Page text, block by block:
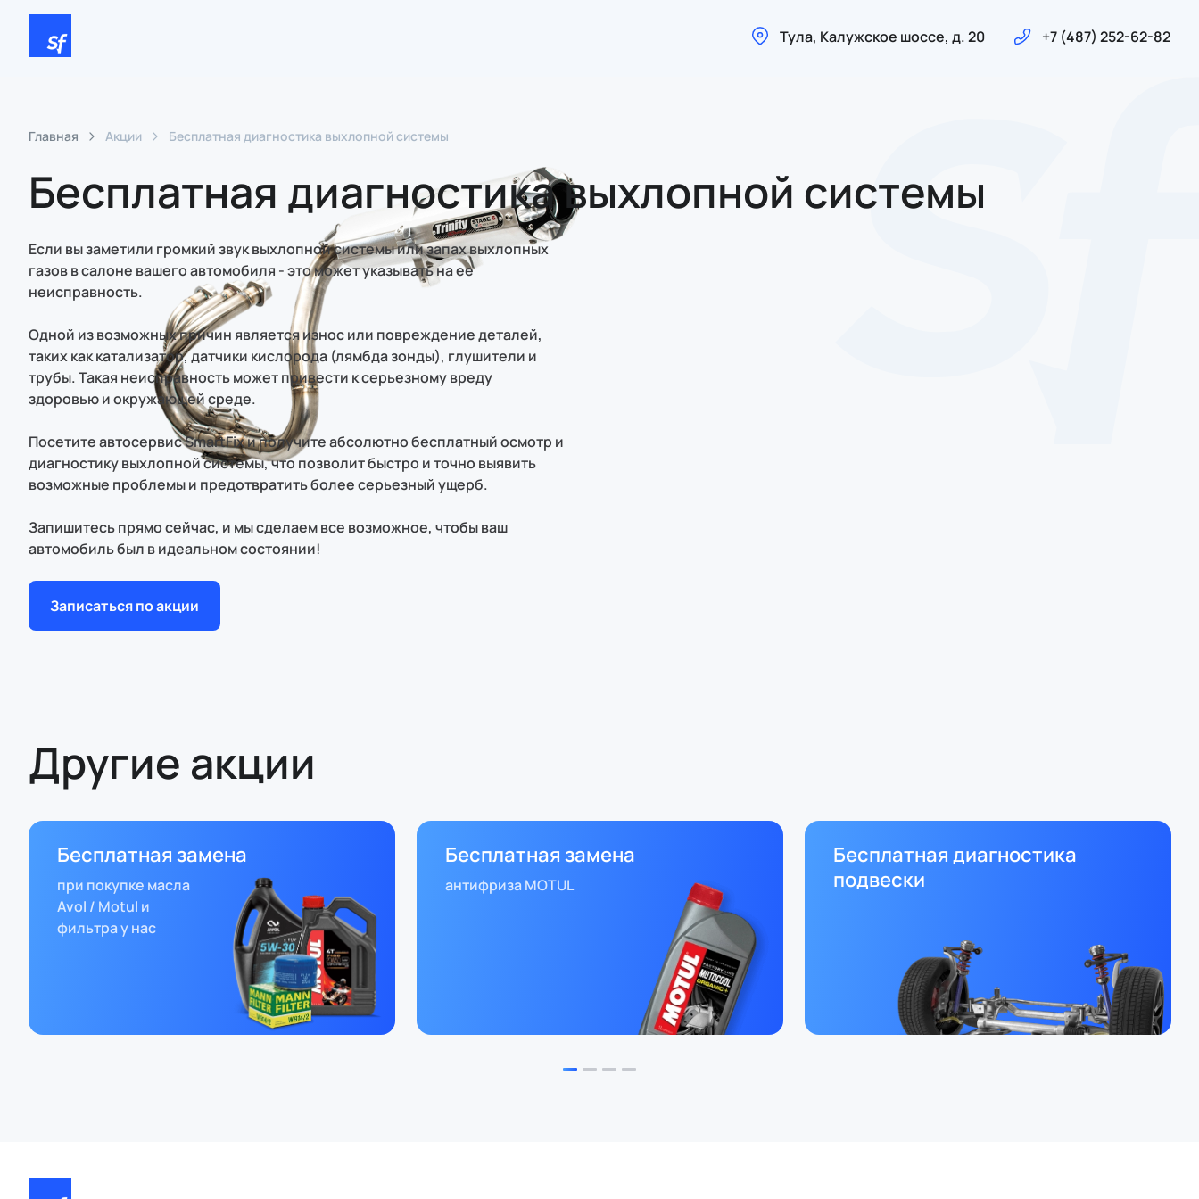
Тула, Калужское шоссе, д. 20 +7 (487) 252-62-82
Главная Акции Бесплатная диагностика выхлопной системы
Бесплатная диагностика выхлопной системы
Если вы заметили громкий звук выхлопной системы или запах выхлопных
газов в салоне вашего автомобиля - это может указывать на ее
неисправность.
Одной из возможных причин является износ или повреждение деталей,
таких как катализатор, датчики кислорода (лямбда зонды), глушители и
трубы. Такая неисправность может привести к серьезному вреду
здоровью и окружающей среде.
Посетите автосервис SmartFix и получите абсолютно бесплатный осмотр и
диагностику выхлопной системы, что позволит быстро и точно выявить
возможные проблемы и предотвратить более серьезный ущерб.
Запишитесь прямо сейчас, и мы сделаем все возможное, чтобы ваш
автомобиль был в идеальном состоянии!
Записаться по акции
Другие акции
Бесплатная замена
при покупке масла
Avol / Motul и
фильтра у нас
Бесплатная замена
антифриза MOTUL
Бесплатная диагностика
подвески